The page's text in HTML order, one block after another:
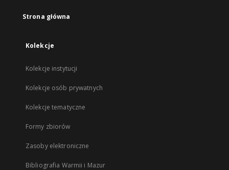
Strona główna
Kolekcje
Kolekcje instytucji
Kolekcje osób prywatnych
Kolekcje tematyczne
Formy zbiorów
Zasoby elektroniczne
Bibliografia Warmii i Mazur